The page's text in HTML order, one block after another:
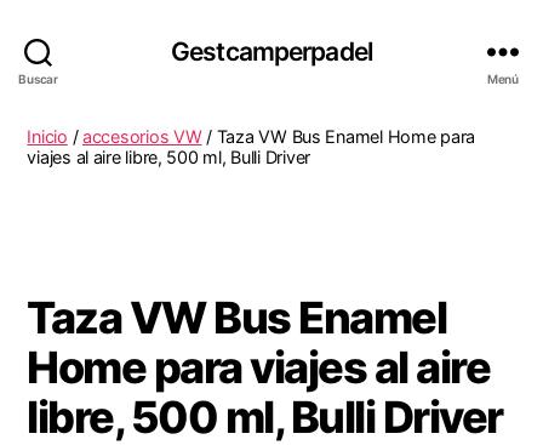
Buscar
Gestcamperpadel
Menú
Inicio /accesorios VW/ Taza VW Bus Enamel Home para
viajes al aire libre, 500 ml, Bulli Driver
Taza VW Bus Enamel
Home para viajes al aire
libre, 500 ml, Bulli Driver